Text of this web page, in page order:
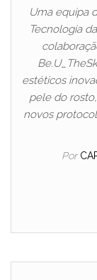
Uma equipa
Tecnologia
estéticos
pele do
novos
Por